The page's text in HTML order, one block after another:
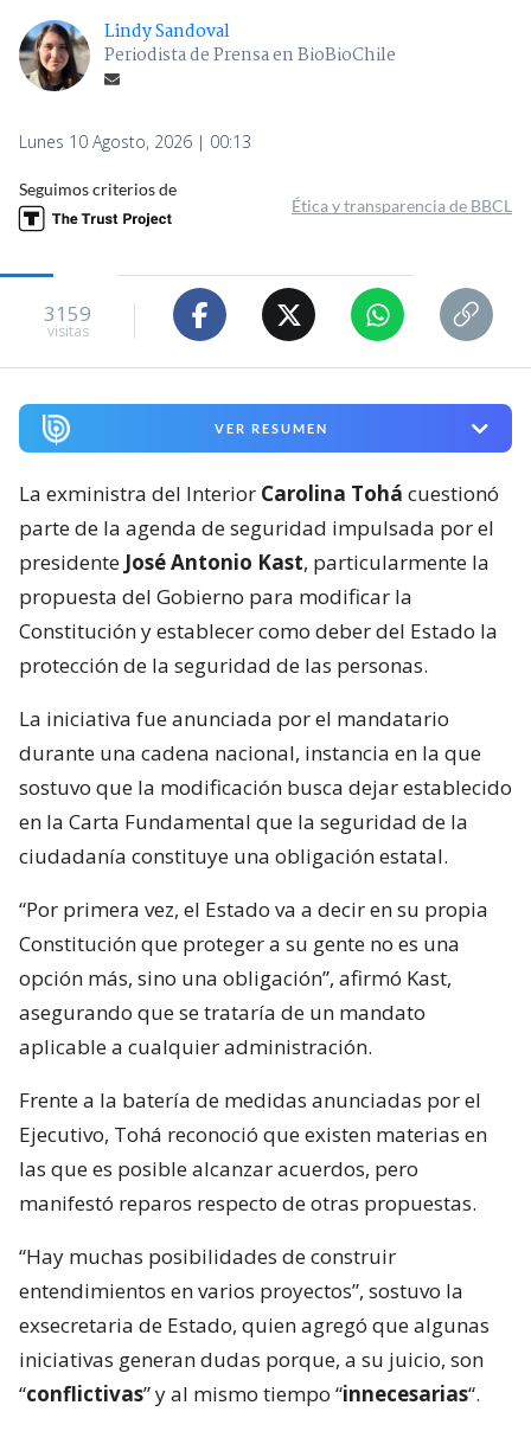
Lindy Sandoval
Periodista de Prensa en BioBioChile
Lunes 10 Agosto, 2026 | 00:13
Seguimos criterios de
Ética y transparencia de BBCL
3159
visitas
VER RESUMEN
La exministra del Interior Carolina Tohá cuestionó
parte de la agenda de seguridad impulsada por el
presidente José Antonio Kast, particularmente la
propuesta del Gobierno para modificar la
Constitución y establecer como deber del Estado la
protección de la seguridad de las personas.
La iniciativa fue anunciada por el mandatario
durante una cadena nacional, instancia en la que
sostuvo que la modificación busca dejar establecido
en la Carta Fundamental que la seguridad de la
ciudadanía constituye una obligación estatal.
“Por primera vez, el Estado va a decir en su propia
Constitución que proteger a su gente no es una
opción más, sino una obligación”, afirmó Kast,
asegurando que se trataría de un mandato
aplicable a cualquier administración.
Frente a la batería de medidas anunciadas por el
Ejecutivo, Tohá reconoció que existen materias en
las que es posible alcanzar acuerdos, pero
manifestó reparos respecto de otras propuestas.
“Hay muchas posibilidades de construir
entendimientos en varios proyectos”, sostuvo la
exsecretaria de Estado, quien agregó que algunas
iniciativas generan dudas porque, a su juicio, son
“conflictivas” y al mismo tiempo “innecesarias“.